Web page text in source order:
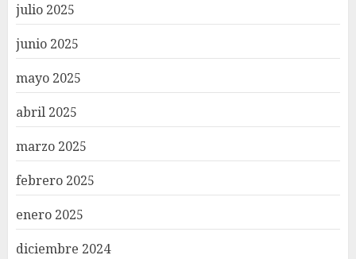
julio 2025
junio 2025
mayo 2025
abril 2025
marzo 2025
febrero 2025
enero 2025
diciembre 2024